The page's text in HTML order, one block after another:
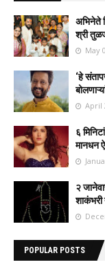
अभिनेते
श्री
May
‘हे
April
६
मानधन
२
शाकंभरी
POPULAR POSTS